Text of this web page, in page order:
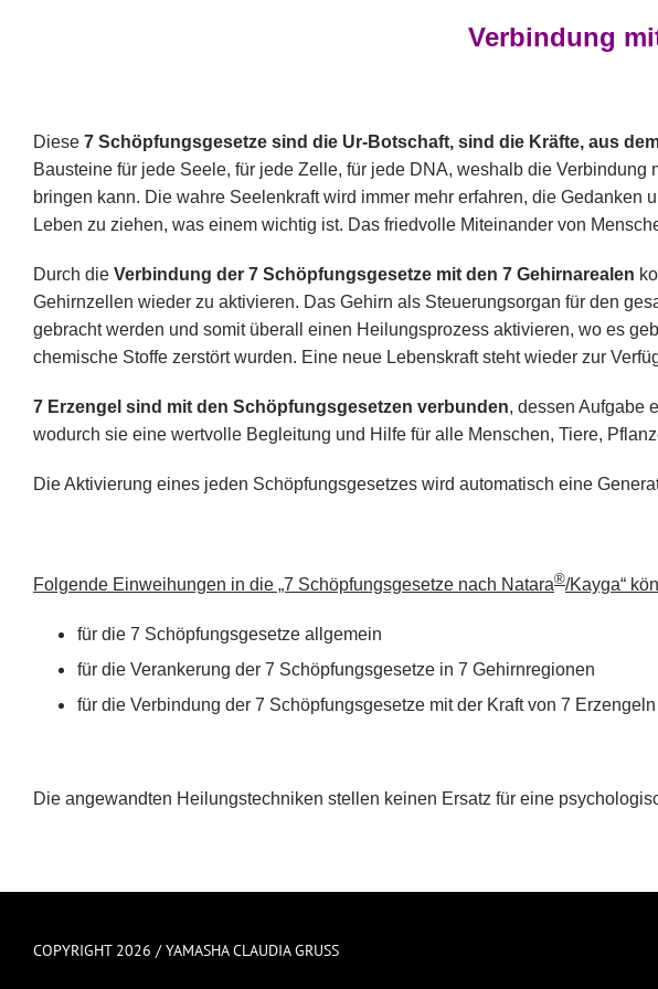
Verbindung
Diese 7 Schöpfungsgesetze sind die Ur-Botschaft, sind die Kräfte, aus
Bausteine für jede Seele, für jede Zelle, für jede DNA, weshalb die
bringen kann. Die wahre Seelenkraft wird immer mehr erfahren, die
Leben zu ziehen, was einem wichtig ist. Das friedvolle Miteinander von
Durch die Verbindung der 7 Schöpfungsgesetze mit den 7 Gehirnarealen
Gehirnzellen wieder zu aktivieren. Das Gehirn als Steuerungsorgan für den
gebracht werden und somit überall einen Heilungsprozess aktivieren, wo es
chemische Stoffe zerstört wurden. Eine neue Lebenskraft steht wieder zur
7 Erzengel sind mit den Schöpfungsgesetzen verbunden, dessen Aufgabe
wodurch sie eine wertvolle Begleitung und Hilfe für alle Menschen, Tiere,
Die Aktivierung eines jeden Schöpfungsgesetzes wird automatisch eine
Folgende Einweihungen in die „7 Schöpfungsgesetze nach Natara®/Kayga“
für die 7 Schöpfungsgesetze allgemein
für die Verankerung der 7 Schöpfungsgesetze in 7 Gehirnregionen
für die Verbindung der 7 Schöpfungsgesetze mit der Kraft von 7 Erzengeln
Die angewandten Heilungstechniken stellen keinen Ersatz für eine
COPYRIGHT 2026 / YAMASHA CLAUDIA GRUSS